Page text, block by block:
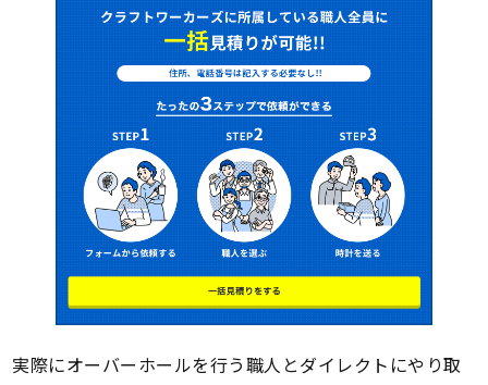
実際にオーバーホールを行う職人とダイレクトにやり取